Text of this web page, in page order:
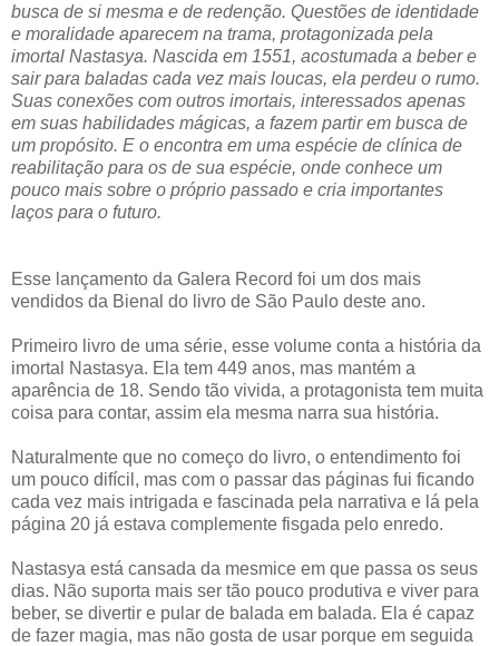
busca de si mesma e de redenção. Questões de identidade
e moralidade aparecem na trama, protagonizada pela
imortal Nastasya. Nascida em 1551, acostumada a beber e
sair para baladas cada vez mais loucas, ela perdeu o rumo.
Suas conexões com outros imortais, interessados apenas
em suas habilidades mágicas, a fazem partir em busca de
um propósito. E o encontra em uma espécie de clínica de
reabilitação para os de sua espécie, onde conhece um
pouco mais sobre o próprio passado e cria importantes
laços para o futuro.
Esse lançamento da Galera Record foi um dos mais
vendidos da Bienal do livro de São Paulo deste ano.
Primeiro livro de uma série, esse volume conta a história da
imortal Nastasya. Ela tem 449 anos, mas mantém a
aparência de 18. Sendo tão vivida, a protagonista tem muita
coisa para contar, assim ela mesma narra sua história.
Naturalmente que no começo do livro, o entendimento foi
um pouco difícil, mas com o passar das páginas fui ficando
cada vez mais intrigada e fascinada pela narrativa e lá pela
página 20 já estava complemente fisgada pelo enredo.
Nastasya está cansada da mesmice em que passa os seus
dias. Não suporta mais ser tão pouco produtiva e viver para
beber, se divertir e pular de balada em balada. Ela é capaz
de fazer magia, mas não gosta de usar porque em seguida